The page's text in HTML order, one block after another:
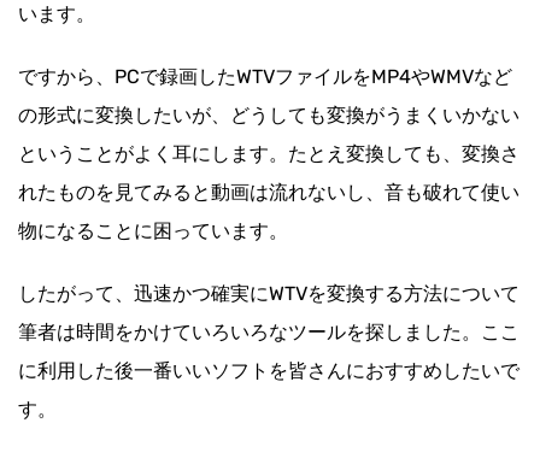
います。
ですから、PCで録画したWTVファイルをMP4やWMVなど
の形式に変換したいが、どうしても変換がうまくいかない
ということがよく耳にします。たとえ変換しても、変換さ
れたものを見てみると動画は流れないし、音も破れて使い
物になることに困っています。
したがって、迅速かつ確実にWTVを変換する方法について
筆者は時間をかけていろいろなツールを探しました。ここ
に利用した後一番いいソフトを皆さんにおすすめしたいで
す。